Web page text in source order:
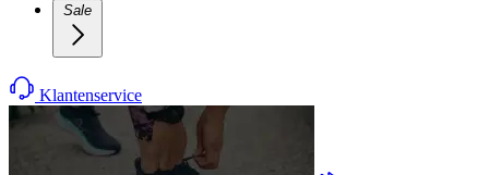
Sale
Klantenservice